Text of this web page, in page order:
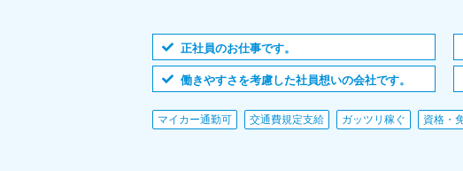
正社員のお仕事です。
働きやすさを考慮した社員想いの会社です。
マイカー通勤可 交通費規定支給 ガッツリ稼ぐ 資格・